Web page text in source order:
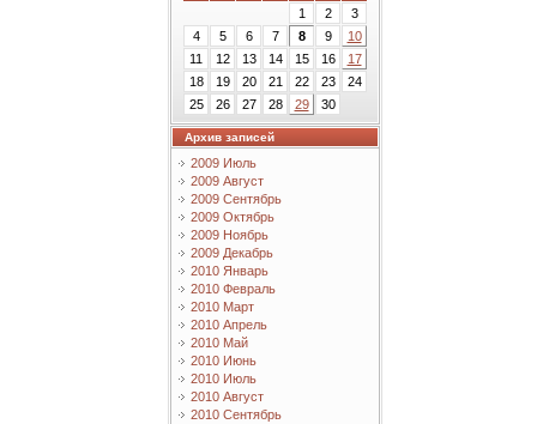
1
2
3
4
5 6 7 8 9
10
11
12 13 14 15 16
17
18
19 20 21 22 23
24
25
26 27 28 29 30
Архив записей
2009 Июль
2009 Август
2009 Сентябрь
2009 Октябрь
2009 Ноябрь
2009 Декабрь
2010 Январь
2010 Февраль
2010 Март
2010 Апрель
2010 Май
2010 Июнь
2010 Июль
2010 Август
2010 Сентябрь